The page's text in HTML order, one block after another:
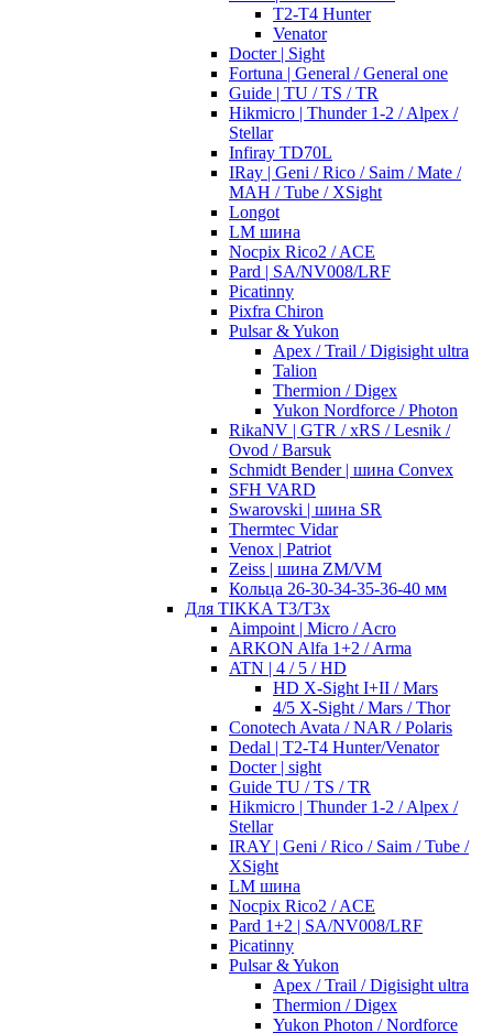
T2-T4 Hunter
Venator
Docter | Sight
Fortuna | General / General one
Guide | TU / TS / TR
Hikmicro | Thunder 1-2 / Alpex /
Stellar
Infiray TD70L
IRay | Geni / Rico / Saim / Mate /
MAH / Tube / XSight
Longot
LM шина
Nocpix Rico2 / ACE
Pard | SA/NV008/LRF
Picatinny
Pixfra Chiron
Pulsar & Yukon
Apex / Trail / Digisight ultra
Talion
Thermion / Digex
Yukon Nordforce / Photon
RikaNV | GTR / xRS / Lesnik /
Ovod / Barsuk
Schmidt Bender | шина Convex
SFH VARD
Swarovski | шина SR
Thermtec Vidar
Venox | Patriot
Zeiss | шина ZM/VM
Кольца 26-30-34-35-36-40 мм
Для TIKKA T3/T3x
Aimpoint | Micro / Acro
ARKON Alfa 1+2 / Arma
ATN | 4 / 5 / HD
HD X-Sight I+II / Mars
4/5 X-Sight / Mars / Thor
Conotech Avata / NAR / Polaris
Dedal | T2-T4 Hunter/Venator
Docter | sight
Guide TU / TS / TR
Hikmicro | Thunder 1-2 / Alpex /
Stellar
IRAY | Geni / Rico / Saim / Tube /
XSight
LM шина
Nocpix Rico2 / ACE
Pard 1+2 | SA/NV008/LRF
Picatinny
Pulsar & Yukon
Apex / Trail / Digisight ultra
Thermion / Digex
Yukon Photon / Nordforce